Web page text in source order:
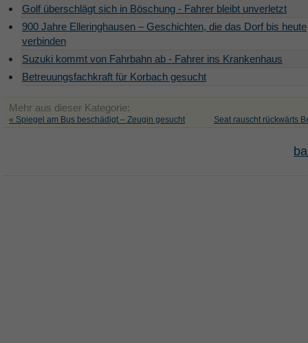
Golf überschlägt sich in Böschung - Fahrer bleibt unverletzt
900 Jahre Elleringhausen – Geschichten, die das Dorf bis heute
verbinden
Suzuki kommt von Fahrbahn ab - Fahrer ins Krankenhaus
Betreuungsfachkraft für Korbach gesucht
Mehr aus dieser Kategorie:
« Spiegel am Bus beschädigt – Zeugin gesucht Seat rauscht rückwärts